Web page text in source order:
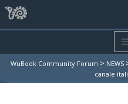
WuBook Community Forum > NEWS
canale